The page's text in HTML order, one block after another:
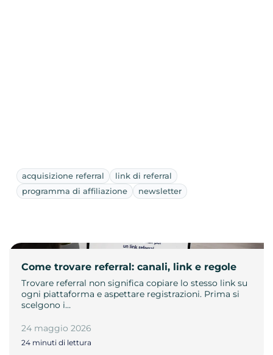
acquisizione referral
link di referral
programma di affiliazione
newsletter
Come trovare referral: canali, link e regole
Trovare referral non significa copiare lo stesso link su
ogni piattaforma e aspettare registrazioni. Prima si
scelgono i…
24 maggio 2026
24 minuti di lettura